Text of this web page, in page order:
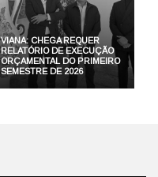
VIANA: CHEGA REQUER
RELATÓRIO DE EXECUÇÃO
ORÇAMENTAL DO PRIMEIRO
SEMESTRE DE 2026